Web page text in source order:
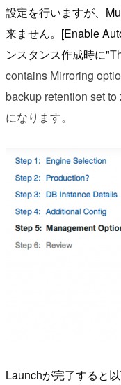
設定を行いますが、
来ません。[Enable
ンスタンス作成時に"
contains Mirroring
backup retention set
になります。
Launchが完了すると